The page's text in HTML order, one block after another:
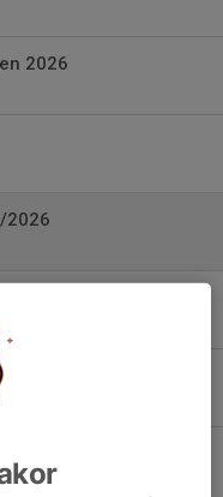
2026
2026